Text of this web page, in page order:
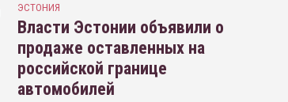
ЭСТОНИЯ
Власти Эстонии объявили о
продаже оставленных на
российской границе
автомобилей